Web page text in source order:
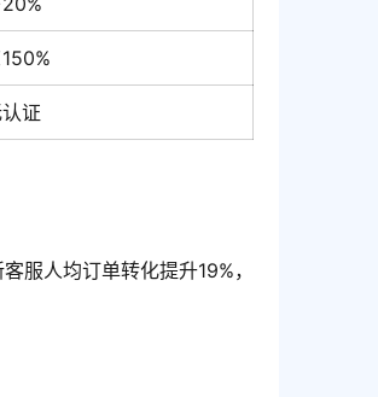
证
服人均订单转化提升19%，